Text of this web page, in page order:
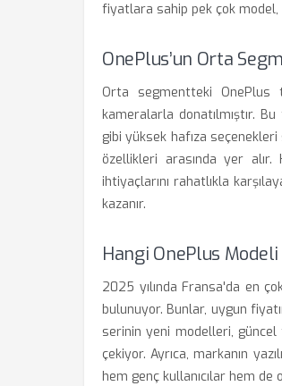
fiyatlara sahip pek çok
OnePlus’un Orta
Orta segmentteki OnePlus
kameralarla donatılmıştır.
gibi yüksek hafıza
özellikleri arasında yer
ihtiyaçlarını rahatlıkla
kazanır.
Hangi OnePlus
2025 yılında Fransa'da en
bulunuyor. Bunlar, uygun
serinin yeni modelleri, güncel
çekiyor. Ayrıca, markanın
hem genç kullanıcılar hem